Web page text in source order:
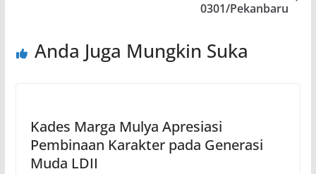
0301/Pekanbaru
Anda Juga Mungkin Suka
Kades Marga Mulya Apresiasi
Pembinaan Karakter pada Generasi
Muda LDII